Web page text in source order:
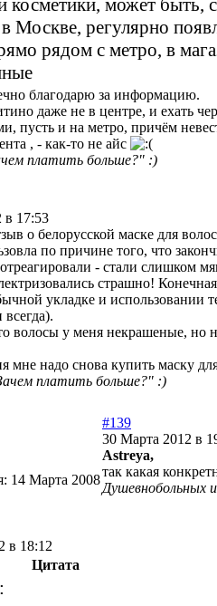
косметики, может быть,
Москве, регулярно
рядом с метро, в
благодарю за информацию.
даже не в центре, и ехать
пусть и на метро, причём
, - как-то не айс
платить больше?" :)
в 17:53
о белорусской маске для
по причине того, что
- стали слишком
страшно!
укладке и использовании
волосы у меня некрашеные, но
мне надо снова купить маску
платить больше?" :)
14 Марта 2008
#139
30 Марта 2012 в
Astreya,
так какая
Душевнобольных
в 18:12
Цитата